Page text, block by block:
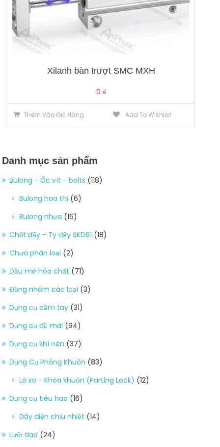
Xilanh bàn trượt SMC MXH
0 ₫
Thêm Vào Giỏ Hàng Add To Wishlist
Danh mục sản phẩm
Bulong - Ốc vít - bolts (118)
Bulong hoa thị (6)
Bulong nhựa (16)
Chốt đẩy - Ty đẩy SKD61 (18)
Chưa phân loại (2)
Dầu mỡ hóa chất (71)
Đồng nhôm các loại (3)
Dụng cụ cầm tay (31)
Dụng cụ đồ mài (94)
Dụng cụ khí nén (37)
Dụng Cụ Phòng Khuôn (83)
Lò xo - Khóa khuôn (Parting Lock) (12)
Dụng cụ tiêu hao (16)
Dây điện chịu nhiệt (14)
Lưỡi dao (24)